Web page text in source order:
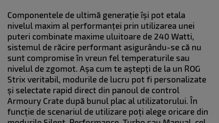
Componentele de ultimă generație își pot etala
nivelul maxim al performanței prin utilizarea unei
puteri combinate maxime uluitoare de 240 Watti,
sistemul de răcire performant asigurându-se că nu
sunt compromise în vreun fel temperaturile sau
nivelul de zgomot. Așa cum te aștepți de la un ROG
Strix veritabil, modurile de lucru pot fi personalizate
și selectate rapid direct din panoul de control
Armoury Crate după bunul plac al utilizatorului. În
funcție de scenariul de utilizare poți alege oricare din